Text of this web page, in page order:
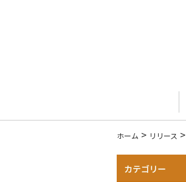
ホーム > リリース >